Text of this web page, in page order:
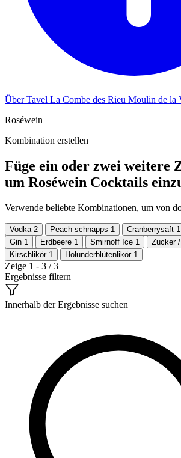
Über Tavel La Combe des Rieu Moulin de la
Roséwein
Kombination erstellen
Füge ein oder zwei weitere
um Roséwein Cocktails
Verwende beliebte Kombinationen, um von
Vodka 2 Peach schnapps 1 Cranberrysaft 1
Gin 1 Erdbeere 1 Smirnoff Ice 1 Zucker
Kirschlikör 1 Holunderblütenlikör 1
Zeige 1 - 3 / 3
Ergebnisse filtern
Innerhalb der Ergebnisse suchen